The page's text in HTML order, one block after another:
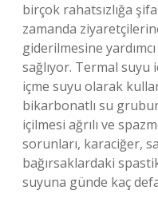
birçok rahatsızlığa
zamanda
giderilmesine
sağlıyor. Termal suyu
içme suyu olarak
bikarbonatlı su
içilmesi ağrılı ve
sorunları, karaciğer,
bağırsaklardaki
suyuna günde kaç